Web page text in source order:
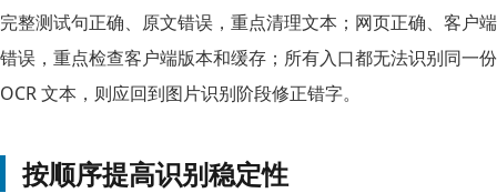
完整测试句正确、原文错误，重点清理文本；网页正确、客户端
错误，重点检查客户端版本和缓存；所有入口都无法识别同一份
OCR 文本，则应回到图片识别阶段修正错字。
按顺序提高识别稳定性